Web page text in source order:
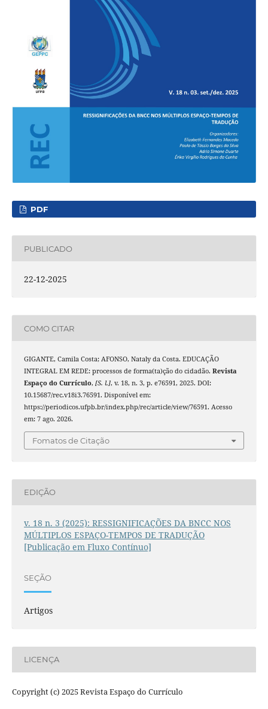
PDF
PUBLICADO
22-12-2025
COMO CITAR
GIGANTE, Camila Costa; AFONSO, Nataly da Costa. EDUCAÇÃO
INTEGRAL EM REDE: processos de forma(ta)ção do cidadão. Revista
Espaço do Currículo, [S. l.], v. 18, n. 3, p. e76591, 2025. DOI:
10.15687/rec.v18i3.76591. Disponível em:
https://periodicos.ufpb.br/index.php/rec/article/view/76591. Acesso
em: 7 ago. 2026.
Fomatos de Citação
EDIÇÃO
v. 18 n. 3 (2025): RESSIGNIFICAÇÕES DA BNCC NOS
MÚLTIPLOS ESPAÇO-TEMPOS DE TRADUÇÃO
[Publicação em Fluxo Contínuo]
SEÇÃO
Artigos
LICENÇA
Copyright (c) 2025 Revista Espaço do Currículo